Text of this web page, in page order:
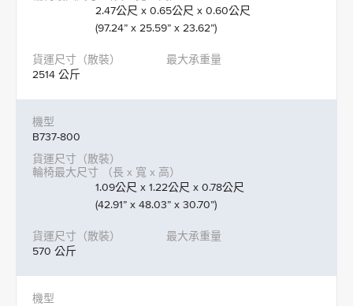
2.47公尺 x 0.65公尺 x 0.60公尺
(97.24” x 25.59” x 23.62”)
2514 公斤
B737-800
1.09公尺 x 1.22公尺 x 0.78公尺
(42.91” x 48.03” x 30.70”)
570 公斤